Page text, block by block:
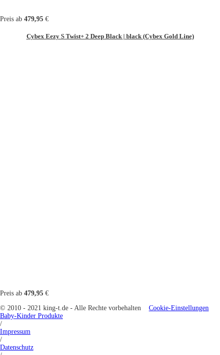
Preis ab 479,95 €
Cybex Eezy S Twist+ 2 Deep Black | black (Cybex Gold Line)
Preis ab 479,95 €
© 2010 - 2021 king-t.de - Alle Rechte vorbehalten Cookie-Einstellungen
Baby-Kinder Produkte
/
Impressum
/
Datenschutz